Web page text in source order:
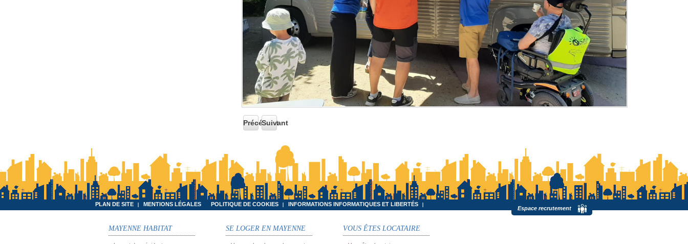
Précédent
Suivant
PLAN DE SITE MENTIONS LÉGALES POLITIQUE DE COOKIES INFORMATIONS INFORMATIQUES ET LIBERTÉS
MAYENNE HABITAT SE LOGER EN MAYENNE
Espace recrutement
VOUS ÊTES LOCATAIRE